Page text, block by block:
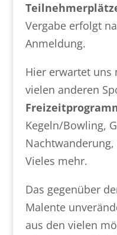
Vergabe erfolgt
Anmeldung.
Hier erwartet uns
vielen anderen
Kegeln/Bowling,
Vieles mehr.
Das gegenüber
Malente
aus den vielen